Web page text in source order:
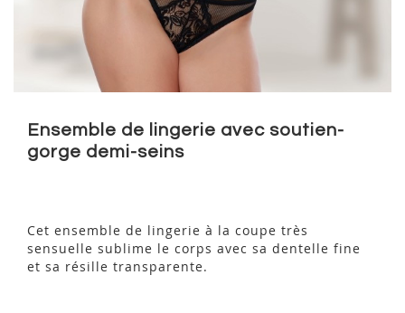
the
beginning
gallery
Ensemble de lingerie avec soutien-
gorge demi-seins
Cet ensemble de lingerie à la coupe très
sensuelle sublime le corps avec sa dentelle fine
et sa résille transparente.